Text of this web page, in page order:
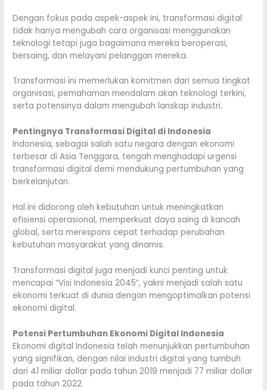
Dengan fokus pada aspek-aspek ini, transformasi digital
tidak hanya mengubah cara organisasi menggunakan
teknologi tetapi juga bagaimana mereka beroperasi,
bersaing, dan melayani pelanggan mereka.
Transformasi ini memerlukan komitmen dari semua tingkat
organisasi, pemahaman mendalam akan teknologi terkini,
serta potensinya dalam mengubah lanskap industri.
Pentingnya Transformasi Digital di Indonesia
Indonesia, sebagai salah satu negara dengan ekonomi
terbesar di Asia Tenggara, tengah menghadapi urgensi
transformasi digital demi mendukung pertumbuhan yang
berkelanjutan.
Hal ini didorong oleh kebutuhan untuk meningkatkan
efisiensi operasional, memperkuat daya saing di kancah
global, serta merespons cepat terhadap perubahan
kebutuhan masyarakat yang dinamis.
Transformasi digital juga menjadi kunci penting untuk
mencapai “Visi Indonesia 2045”, yakni menjadi salah satu
ekonomi terkuat di dunia dengan mengoptimalkan potensi
ekonomi digital.
Potensi Pertumbuhan Ekonomi Digital Indonesia
Ekonomi digital Indonesia telah menunjukkan pertumbuhan
yang signifikan, dengan nilai industri digital yang tumbuh
dari 41 miliar dollar pada tahun 2019 menjadi 77 miliar dollar
pada tahun 2022.